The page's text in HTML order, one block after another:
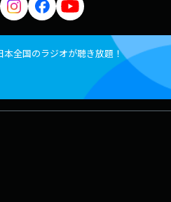
全国のラジオが聴き放題！